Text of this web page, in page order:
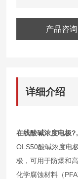
产品咨询
详细介绍
在线酸碱浓度电极
OLS50酸碱浓度电
极，可用于防爆和
化学腐蚀材料（